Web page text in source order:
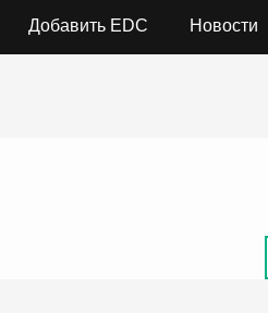
Добавить EDC Новости